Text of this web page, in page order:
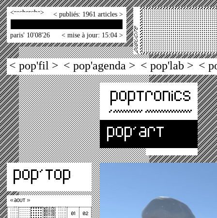
< > < publiés: 1961 articles >
paris' 10'08'26 < mise à jour: 15:04 >
< pop'fil > < pop'agenda > < pop'lab > <